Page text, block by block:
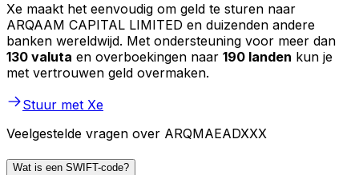
Xe maakt het eenvoudig om geld te sturen naar
ARQAAM CAPITAL LIMITED en duizenden andere
banken wereldwijd. Met ondersteuning voor meer dan
130 valuta en overboekingen naar 190 landen kun je
met vertrouwen geld overmaken.
Stuur met Xe
Veelgestelde vragen over ARQMAEADXXX
Wat is een SWIFT-code?